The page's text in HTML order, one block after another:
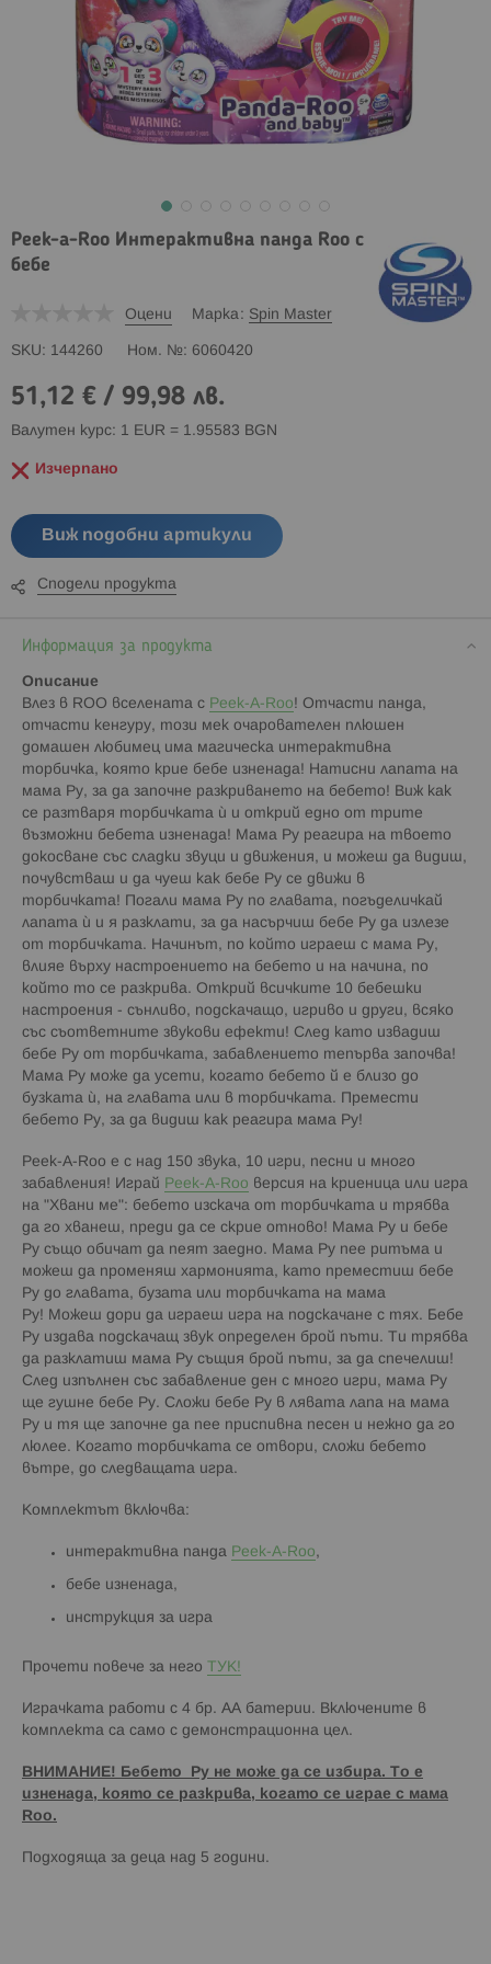
Peek-a-Roo Интерактивна панда Roo с
бебе
Оцени Марка Spin Master
SKU 144260 Ном. № 6060420
51,12 € / 99,98 лв.
Валутен курс: 1 EUR = 1.95583 BGN
Изчерпано
Виж подобни артикули
Сподели продукта
Информация за продукта
Описание
Влез в ROO вселената с Peek-A-Roo! Отчасти панда,
отчасти кенгуру, този мек очарователен плюшен
домашен любимец има магическа интерактивна
торбичка, която крие бебе изненада! Натисни лапата на
мама Ру, за да започне разкриването на бебето! Виж как
се разтваря торбичката ѝ и открий едно от трите
възможни бебета изненада! Мама Ру реагира на твоето
докосване със сладки звуци и движения, и можеш да видиш,
почувстваш и да чуеш как бебе Ру се движи в
торбичката! Погали мама Ру по главата, погъделичкай
лапата ѝ и я разклати, за да насърчиш бебе Ру да излезе
от торбичката. Начинът, по който играеш с мама Ру,
влияе върху настроението на бебето и на начина, по
който то се разкрива. Открий всичките 10 бебешки
настроения - сънливо, подскачащо, игриво и други, всяко
със съответните звукови ефекти! След като извадиш
бебе Ру от торбичката, забавлението тепърва започва!
Мама Ру може да усети, когато бебето й е близо до
бузката ѝ, на главата или в торбичката. Премести
бебето Ру, за да видиш как реагира мама Ру!
Peek-A-Roo е с над 150 звука, 10 игри, песни и много
забавления! Играй Peek-A-Roo версия на криеница или игра
на "Хвани ме": бебето изскача от торбичката и трябва
да го хванеш, преди да се скрие отново! Мама Ру и бебе
Ру също обичат да пеят заедно. Мама Ру пее ритъма и
можеш да променяш хармонията, като преместиш бебе
Ру до главата, бузата или торбичката на мама
Ру! Можеш дори да играеш игра на подскачане с тях. Бебе
Ру издава подскачащ звук определен брой пъти. Ти трябва
да разклатиш мама Ру същия брой пъти, за да спечелиш!
След изпълнен със забавление ден с много игри, мама Ру
ще гушне бебе Ру. Сложи бебе Ру в лявата лапа на мама
Ру и тя ще започне да пее приспивна песен и нежно да го
люлее. Когато торбичката се отвори, сложи бебето
вътре, до следващата игра.
Комплектът включва:
интерактивна панда Peek-A-Roo,
бебе изненада,
инструкция за игра
Прочети повече за него ТУК!
Играчката работи с 4 бр. АА батерии. Включените в
комплекта са само с демонстрационна цел.
ВНИМАНИЕ! Бебето Ру не може да се избира. То е
изненада, която се разкрива, когато се играе с мама
Roo.
Подходяща за деца над 5 години.